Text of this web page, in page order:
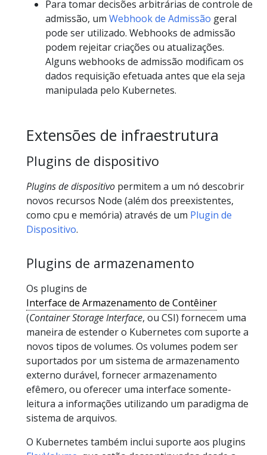
Para tomar decisões arbitrárias de controle de
admissão, um Webhook de Admissão geral
pode ser utilizado. Webhooks de admissão
podem rejeitar criações ou atualizações.
Alguns webhooks de admissão modificam os
dados requisição efetuada antes que ela seja
manipulada pelo Kubernetes.
Extensões de infraestrutura
Plugins de dispositivo
Plugins de dispositivo permitem a um nó descobrir
novos recursos Node (além dos preexistentes,
como cpu e memória) através de um Plugin de
Dispositivo.
Plugins de armazenamento
Os plugins de
Interface de Armazenamento de Contêiner
(Container Storage Interface, ou CSI) fornecem uma
maneira de estender o Kubernetes com suporte a
novos tipos de volumes. Os volumes podem ser
suportados por um sistema de armazenamento
externo durável, fornecer armazenamento
efêmero, ou oferecer uma interface somente-
leitura a informações utilizando um paradigma de
sistema de arquivos.
O Kubernetes também inclui suporte aos plugins